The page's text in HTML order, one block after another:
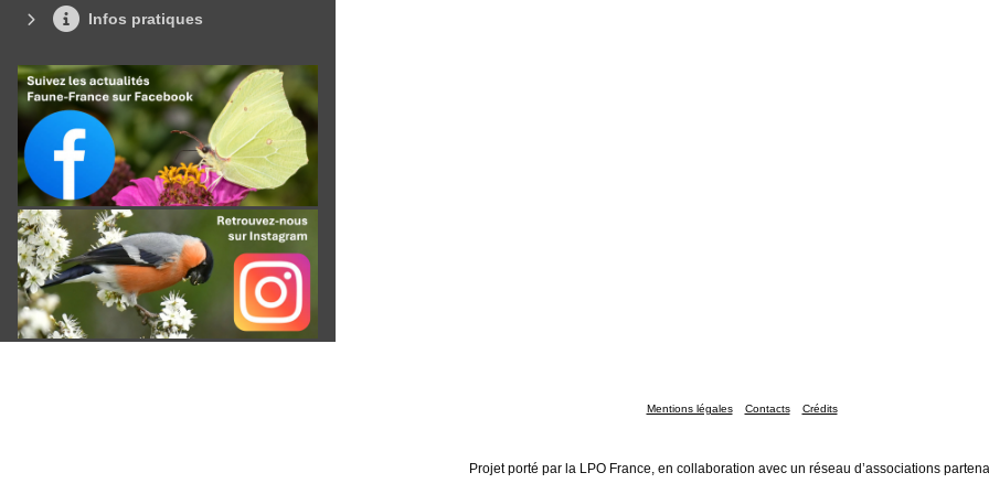
Infos pratiques
Mentions légales Contacts Crédits
Projet porté par la LPO France, en collaboration avec un réseau d’associations